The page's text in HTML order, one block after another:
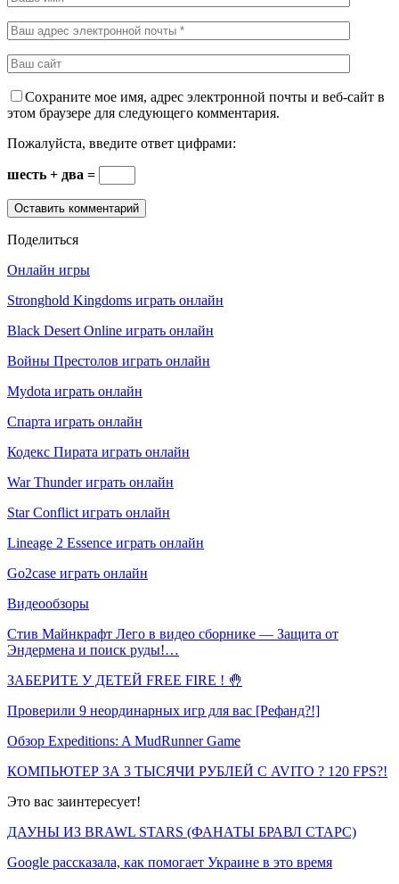
Сохраните мое имя, адрес электронной почты и веб-сайт в
этом браузере для следующего комментария.
Пожалуйста, введите ответ цифрами:
шесть + два =
Поделиться
Онлайн игры
Stronghold Kingdoms играть онлайн
Black Desert Online играть онлайн
Войны Престолов играть онлайн
Mydota играть онлайн
Спарта играть онлайн
Кодекс Пирата играть онлайн
War Thunder играть онлайн
Star Conflict играть онлайн
Lineage 2 Essence играть онлайн
Go2case играть онлайн
Видеообзоры
Стив Майнкрафт Лего в видео сборнике — Защита от
Эндермена и поиск руды!…
ЗАБЕРИТЕ У ДЕТЕЙ FREE FIRE ! 🤚
Проверили 9 неординарных игр для вас [Рефанд?!]
Обзор Expeditions: A MudRunner Game
КОМПЬЮТЕР ЗА 3 ТЫСЯЧИ РУБЛЕЙ С AVITO ? 120 FPS?!
Это вас заинтересует!
ДАУНЫ ИЗ BRAWL STARS (ФАНАТЫ БРАВЛ СТАРС)
Google рассказала, как помогает Украине в это время